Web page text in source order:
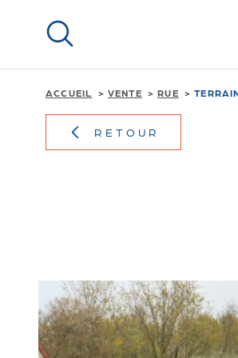
recherche
principal
ACCUEIL VENTE RUE
RETOUR